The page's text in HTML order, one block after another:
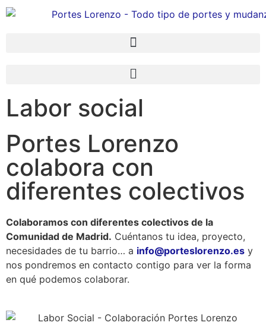
Labor social
Portes Lorenzo
colabora con
diferentes colectivos
Colaboramos con diferentes colectivos de la
Comunidad de Madrid. Cuéntanos tu idea, proyecto,
necesidades de tu barrio… a info@porteslorenzo.es y
nos pondremos en contacto contigo para ver la forma
en qué podemos colaborar.